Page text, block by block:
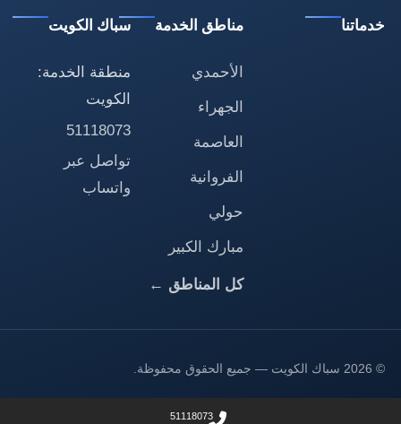
خدماتنا مناطق الخدمة
الأحمدي
الجهراء
العاصمة
الفروانية
حولي
مبارك الكبير
كل المناطق ←
سباك الكويت
منطقة الخدمة:
الكويت
51118073
تواصل عبر
واتساب
© 2026 سباك الكويت — جميع الحقوق محفوظة.
51118073